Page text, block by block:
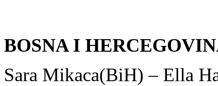
BOSNA I
Sara Mikaca(BiH) – Ella